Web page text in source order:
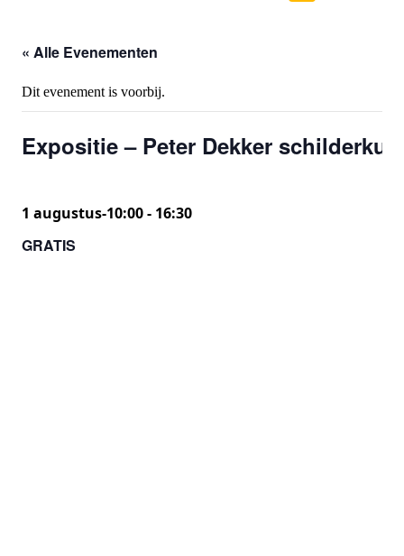
« Alle Evenementen
Dit evenement is voorbij.
Expositie – Peter Dekker
1 augustus-10:00- 16:30
GRATIS